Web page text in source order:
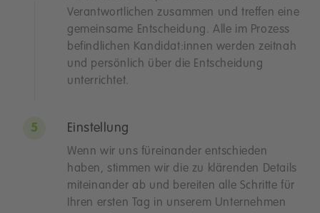
Verantwortlichen zusammen und treffen eine
gemeinsame Entscheidung. Alle im Prozess
befindlichen Kandidat:innen werden zeitnah
und persönlich über die Entscheidung
unterrichtet.
Einstellung
Wenn wir uns füreinander entschieden
haben, stimmen wir die zu klärenden Details
miteinander ab und bereiten alle Schritte für
Ihren ersten Tag in unserem Unternehmen